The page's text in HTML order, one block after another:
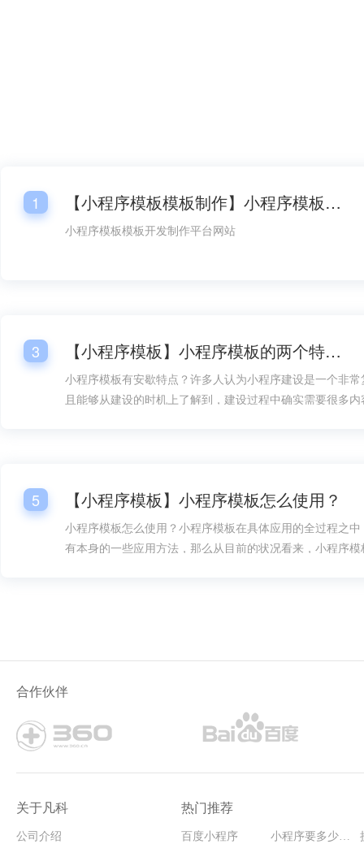
1 【小程序模板模板制作】小程序模板模板开发平台网站
小程序模板模板开发制作平台网站
3 【小程序模板】小程序模板的两个特点！
小程序模板有安歇特点？许多人认为小程序建设是一个非
且能够从建设的时机上了解到，建设过程中确实需要很多
5 【小程序模板】小程序模板怎么使用？
小程序模板怎么使用？小程序模板在具体应用的全过程之
有本身的一些应用方法，那么从目前的状况看来，小程序
合作伙伴
关于凡科
公司介绍
热门推荐
百度小程序